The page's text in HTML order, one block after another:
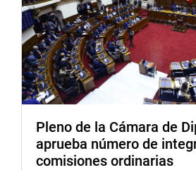
Pleno de la Cámara de
aprueba número de
comisiones ordinarias